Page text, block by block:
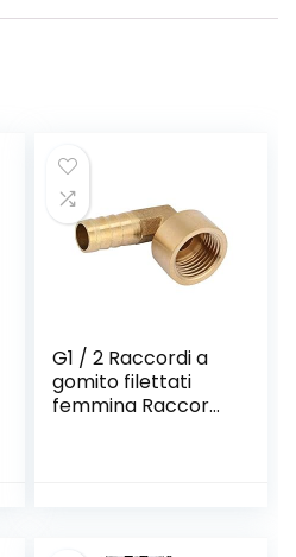
G1 / 2 Raccordi a
gomito filettati
femmina Raccordi